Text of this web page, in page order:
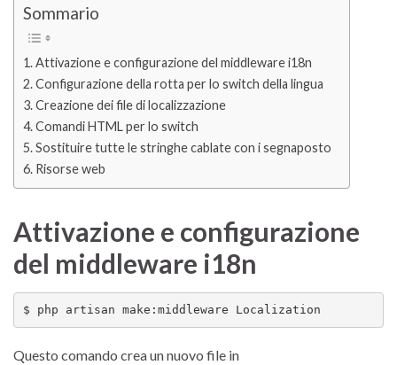
Sommario
Attivazione e configurazione del middleware i18n
Configurazione della rotta per lo switch della lingua
Creazione dei file di localizzazione
Comandi HTML per lo switch
Sostituire tutte le stringhe cablate con i segnaposto
Risorse web
Attivazione e configurazione
del middleware i18n
$ php artisan make:middleware Localization
Questo comando crea un nuovo file in